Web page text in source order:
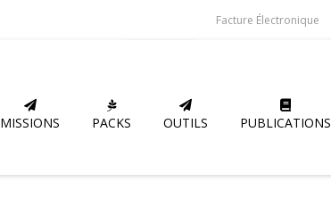
Facture Électronique
MISSIONS PACKS OUTILS PUBLICATIONS